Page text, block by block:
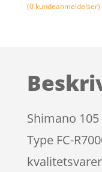
(0kundeanmeldelser)
Shimano
Type FC-